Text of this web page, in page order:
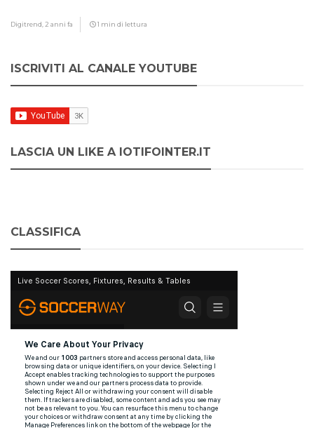
Digitrend, 2 anni fa 1 min di lettura
ISCRIVITI AL CANALE YOUTUBE
LASCIA UN LIKE A IOTIFOINTER.IT
CLASSIFICA